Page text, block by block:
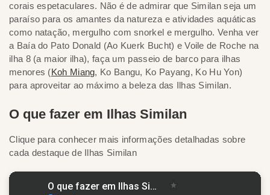
corais espetaculares. Não é de admirar que Similan seja um
paraíso para os amantes da natureza e atividades aquáticas
como natação, mergulho com snorkel e mergulho. Venha ver
a Baía do Pato Donald (Ao Kuerk Bucht) e Voile de Roche na
ilha 8 (a maior ilha), faça um passeio de barco para ilhas
menores (Koh Miang, Ko Bangu, Ko Payang, Ko Hu Yon)
para aproveitar ao máximo a beleza das Ilhas Similan.
O que fazer em Ilhas Similan
Clique para conhecer mais informações detalhadas sobre
cada destaque de Ilhas Similan